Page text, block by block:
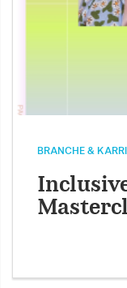
BRANCHE &